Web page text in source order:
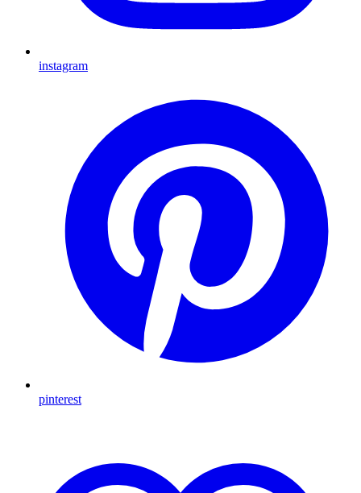
instagram
pinterest